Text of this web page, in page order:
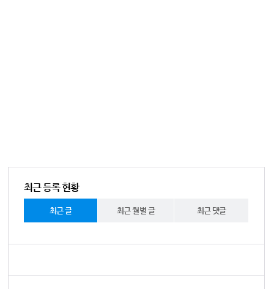
최근 등록 현황
최근 글 최근 월별 글 최근 댓글